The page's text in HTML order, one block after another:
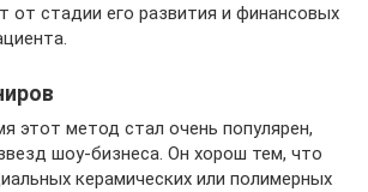
от стадии его развития и финансовых
этот метод стал очень популярен,
шоу-бизнеса. Он хорош тем, что
керамических или полимерных